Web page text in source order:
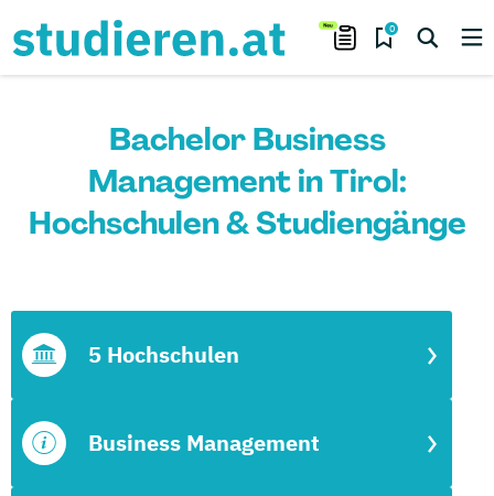
0
Bachelor Business
Management in Tirol:
Hochschulen & Studiengänge
Business Management
5 Hochschulen